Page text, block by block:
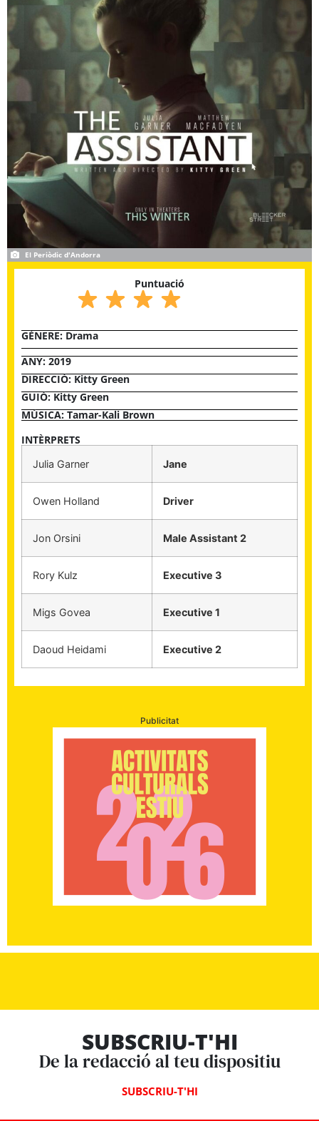
El Periòdic d'Andorra
Puntuació
GÈNERE:Drama
ANY: 2019
DIRECCIÓ: Kitty Green
GUIÓ: Kitty Green
MÚSICA: Tamar-Kali Brown
INTÈRPRETS
Julia Garner Jane
Owen Holland Driver
Jon Orsini Male Assistant 2
Rory Kulz Executive 3
Migs Govea Executive 1
Daoud Heidami Executive 2
Publicitat
SUBSCRIU-T'HI
De la redacció al teu dispositiu
SUBSCRIU-T'HI